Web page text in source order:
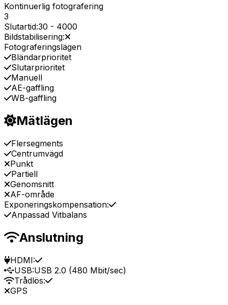
Kontinuerlig fotografering
3
Slutartid:30 - 4000
Bildstabilisering:
Fotograferingslägen
Bländarprioritet
Slutarprioritet
Manuell
AE-gaffling
WB-gaffling
Mätlägen
Flersegments
Centrumvägd
Punkt
Partiell
Genomsnitt
AF-område
Exponeringskompensation:
Anpassad Vitbalans
Anslutning
HDMI:
USB:USB 2.0 (480 Mbit/sec)
Trådlös:
GPS